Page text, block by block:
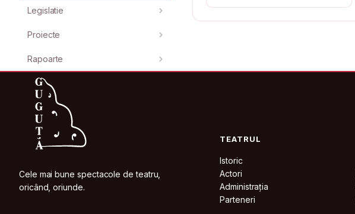
Legislatie
Proiecte
Rapoarte
Cele mai bune spectacole de teatru,
oricând, oriunde.
TEATRUL
Istoric
Actori
Administrația
Parteneri